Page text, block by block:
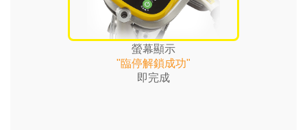
螢幕顯示
"臨停解鎖成功"
即完成